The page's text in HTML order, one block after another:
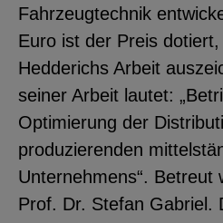
Fahrzeugtechnik
Euro ist der Preis
Hedderichs Arbeit
seiner Arbeit lautet:
Optimierung der
produzierenden
Unternehmens“. Betreut
Prof. Dr. Stefan Gabriel.
Benutzerdaten
Drittanbieter,
Einbinden
Standortdaten
Stellenanzeigen.
YouTube